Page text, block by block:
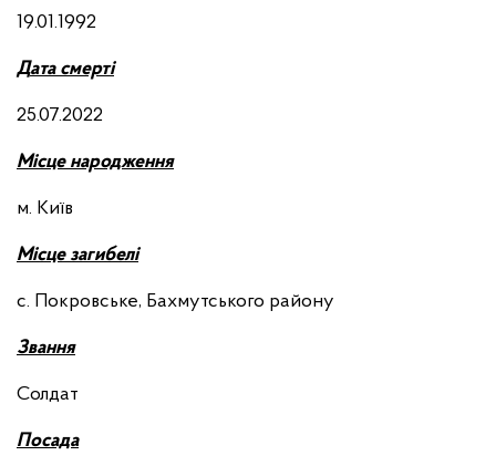
19.01.1992
Дата смерті
25.07.2022
Місце народження
м. Київ
Місце загибелі
с. Покровське, Бахмутського району
Звання
Солдат
Посада